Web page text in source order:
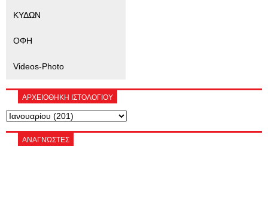
ΚΥΔΩΝ
ΟΦΗ
Videos-Photo
ΑΡΧΕΙΟΘΗΚΗ ΙΣΤΟΛΟΓΙΟΥ
ΑΝΑΓΝΏΣΤΕΣ